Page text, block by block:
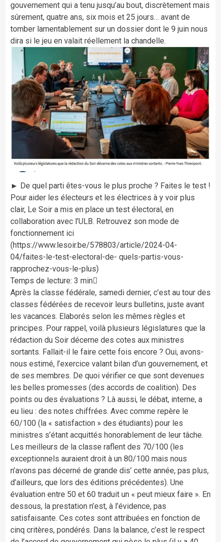
gouvernement qui a tenu jusqu’au bout, discrètement mais
sûrement, quatre ans, six mois et 25 jours… avant de
tomber lamentablement sur un dossier dont le 9 juin nous
dira si le jeu en valait réellement la chandelle.
► De quel parti êtes-vous le plus proche ? Faites le test !
Pour aider les électeurs et les électrices à y voir plus
clair, Le Soir a mis en place un test électoral, en
collaboration avec l’ULB. Retrouvez son mode de
fonctionnement ici
(https://www.lesoir.be/578803/article/2024-04-
04/faites-le-test-electoral-de- quels-partis-vous-
rapprochez-vous-le-plus)
Temps de lecture: 3 min
Après la classe fédérale, samedi dernier, c’est au tour des
classes fédérées de recevoir leurs bulletins, juste avant
les vacances. Elaborés selon les mêmes règles et
principes. Pour rappel, voilà plusieurs législatures que la
rédaction du Soir décerne des cotes aux ministres
sortants. Fallait-il le faire cette fois encore ? Oui, avons-
nous estimé, l’exercice valant bilan d’un gouvernement, et
de ses membres. De quoi vérifier ce que sont devenues
les belles promesses (des accords de coalition). Des
points ou des évaluations ? Là aussi, le débat, interne, a
eu lieu : des notes chiffrées. Avec comme repère le
60/100 (la « satisfaction » des étudiants) pour les
ministres s’étant acquittés honorablement de leur tâche.
Les meilleurs de la classe raflent des 70/100 (les
exceptionnels auraient droit à un 80/100 mais nous
n’avons pas décerné de grande dis’ cette année, pas plus,
d’ailleurs, que lors des éditions précédentes). Une
évaluation entre 50 et 60 traduit un « peut mieux faire ». En
dessous, la prestation n’est, à l’évidence, pas
satisfaisante. Ces cotes sont attribuées en fonction de
cinq critères, pondérés. Dans la balance, c’est le respect